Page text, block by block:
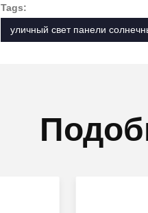
Tags:
уличный свет панели